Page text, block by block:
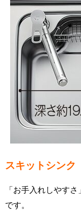
スキットシンク
「お手入れしやす
です。